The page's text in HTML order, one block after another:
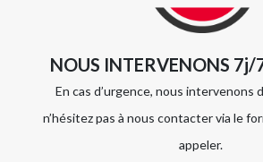
NOUS INTERVENONS
En cas d’urgence, nous intervenons
n’hésitez pas à nous contacter via le
appeler.